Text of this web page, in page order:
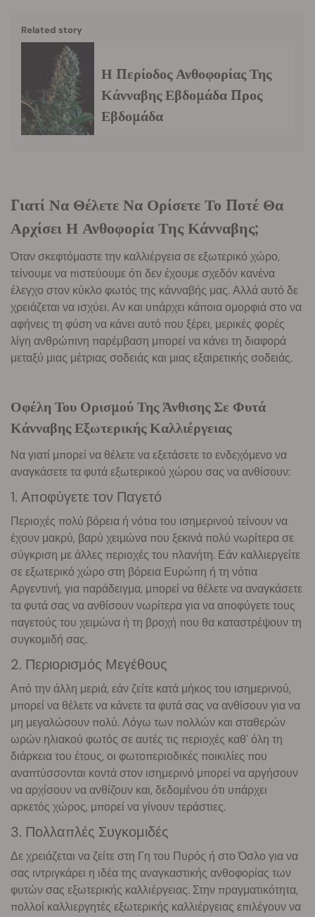
Related story
Η Περίοδος Ανθοφορίας Της
Κάνναβης Εβδομάδα Προς
Εβδομάδα
Γιατί Να Θέλετε Να Ορίσετε Το Ποτέ Θα
Αρχίσει Η Ανθοφορία Της Κάνναβης;
Όταν σκεφτόμαστε την καλλιέργεια σε εξωτερικό χώρο,
τείνουμε να πιστεύουμε ότι δεν έχουμε σχεδόν κανένα
έλεγχο στον κύκλο φωτός της κάνναβής μας. Αλλά αυτό δε
χρειάζεται να ισχύει. Αν και υπάρχει κάποια ομορφιά στο να
αφήνεις τη φύση να κάνει αυτό που ξέρει, μερικές φορές
λίγη ανθρώπινη παρέμβαση μπορεί να κάνει τη διαφορά
μεταξύ μιας μέτριας σοδειάς και μιας εξαιρετικής σοδειάς.
Οφέλη Του Ορισμού Της Άνθισης Σε Φυτά
Κάνναβης Εξωτερικής Καλλιέργειας
Να γιατί μπορεί να θέλετε να εξετάσετε το ενδεχόμενο να
αναγκάσετε τα φυτά εξωτερικού χώρου σας να ανθίσουν:
1. Αποφύγετε τον Παγετό
Περιοχές πολύ βόρεια ή νότια του ισημερινού τείνουν να
έχουν μακρύ, βαρύ χειμώνα που ξεκινά πολύ νωρίτερα σε
σύγκριση με άλλες περιοχές του πλανήτη. Εάν καλλιεργείτε
σε εξωτερικό χώρο στη βόρεια Ευρώπη ή τη νότια
Αργεντινή, για παράδειγμα, μπορεί να θέλετε να αναγκάσετε
τα φυτά σας να ανθίσουν νωρίτερα για να αποφύγετε τους
παγετούς του χειμώνα ή τη βροχή που θα καταστρέψουν τη
συγκομιδή σας.
2. Περιορισμός Μεγέθους
Από την άλλη μεριά, εάν ζείτε κατά μήκος του ισημερινού,
μπορεί να θέλετε να κάνετε τα φυτά σας να ανθίσουν για να
μη μεγαλώσουν πολύ. Λόγω των πολλών και σταθερών
ωρών ηλιακού φωτός σε αυτές τις περιοχές καθ' όλη τη
διάρκεια του έτους, οι φωτοπεριοδικές ποικιλίες που
αναπτύσσονται κοντά στον ισημερινό μπορεί να αργήσουν
να αρχίσουν να ανθίζουν και, δεδομένου ότι υπάρχει
αρκετός χώρος, μπορεί να γίνουν τεράστιες.
3. Πολλαπλές Συγκομιδές
Δε χρειάζεται να ζείτε στη Γη του Πυρός ή στο Όσλο για να
σας ιντριγκάρει η ιδέα της αναγκαστικής ανθοφορίας των
φυτών σας εξωτερικής καλλιέργειας. Στην πραγματικότητα,
πολλοί καλλιεργητές εξωτερικής καλλιέργειας επιλέγουν να